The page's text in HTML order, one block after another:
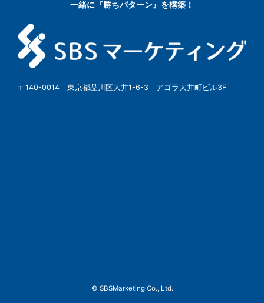
一緒に『勝ちパターン』を構築！
〒140-0014 東京都品川区大井1-6-3 アゴラ大井町ビル3F
© SBSMarketing Co., Ltd.